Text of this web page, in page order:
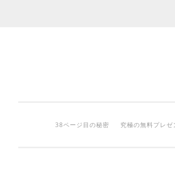
38ページ目の秘密 究極の無料プレゼ